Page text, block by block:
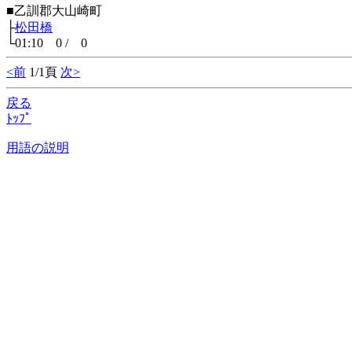
■乙訓郡大山崎町
├松田橋
└01:10 0 / 0
<前 1/1頁 次>
戻る
ﾄｯﾌﾟ
用語の説明